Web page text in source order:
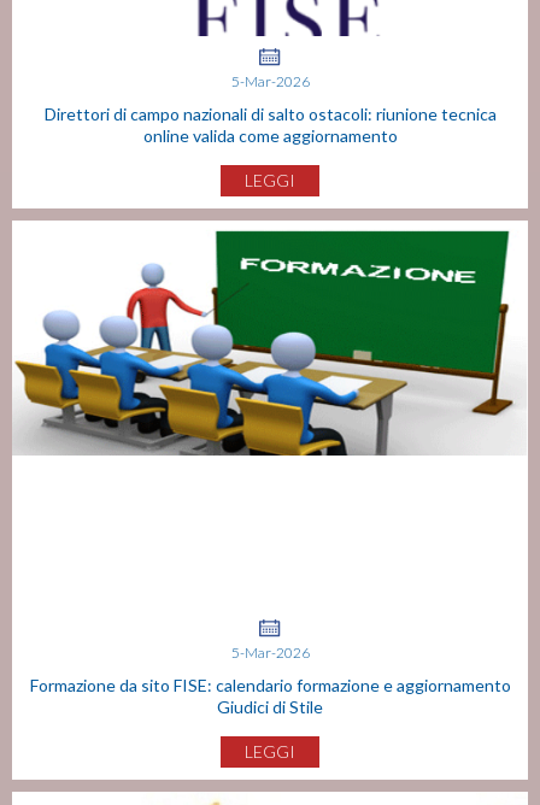
5-Mar-2026
Direttori di campo nazionali di salto ostacoli: riunione tecnica
online valida come aggiornamento
LEGGI
5-Mar-2026
Formazione da sito FISE: calendario formazione e aggiornamento
Giudici di Stile
LEGGI